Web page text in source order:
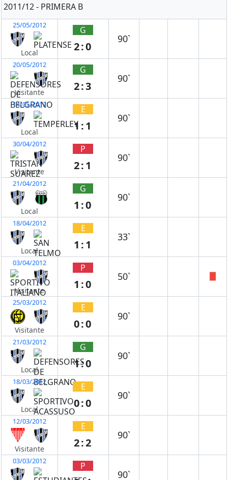
2011/12 - PRIMERA B
25/05/2012
Local
G
2:0
90`
20/05/2012
Visitante
G
2:3
90`
14/05/2012
Local
E
1:1
90`
30/04/2012
Visitante
P
2:1
90`
21/04/2012
Local
G
1:0
90`
18/04/2012
Local
E
1:1
33`
03/04/2012
Visitante
P
1:0
50`
25/03/2012
Visitante
E
0:0
90`
21/03/2012
Local
G
1:0
90`
18/03/2012
Local
E
0:0
90`
12/03/2012
Visitante
E
2:2
90`
03/03/2012 P
90`